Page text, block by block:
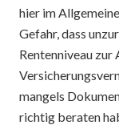
hier im
Gefahr, dass
Rentenniveau
mangels
richtig beraten